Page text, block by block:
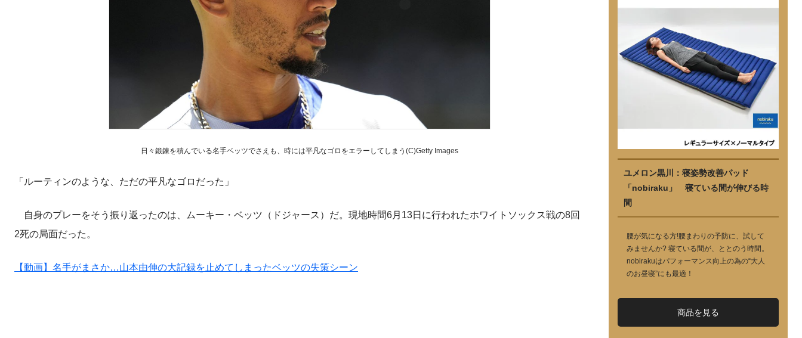
日々鍛錬を積んでいる名手ベッツでさえも、時には平凡なゴロをエラーしてしまう(C)Getty Images
「ルーティンのような、ただの平凡なゴロだった」
自身のプレーをそう振り返ったのは、ムーキー・ベッツ（ドジャース）だ。現地時間6月13日に行われたホワイトソックス戦の8回
2死の局面だった。
【動画】名手がまさか…山本由伸の大記録を止めてしまったベッツの失策シーン
ユメロン黒川：寝姿勢改善パッド
「nobiraku」 寝ている間が伸びる時
間
腰が気になる方!腰まわりの予防に、試して
みませんか? 寝ている間が、ととのう時間。
nobirakuはパフォーマンス向上の為の“大人
のお昼寝”にも最適！
商品を見る